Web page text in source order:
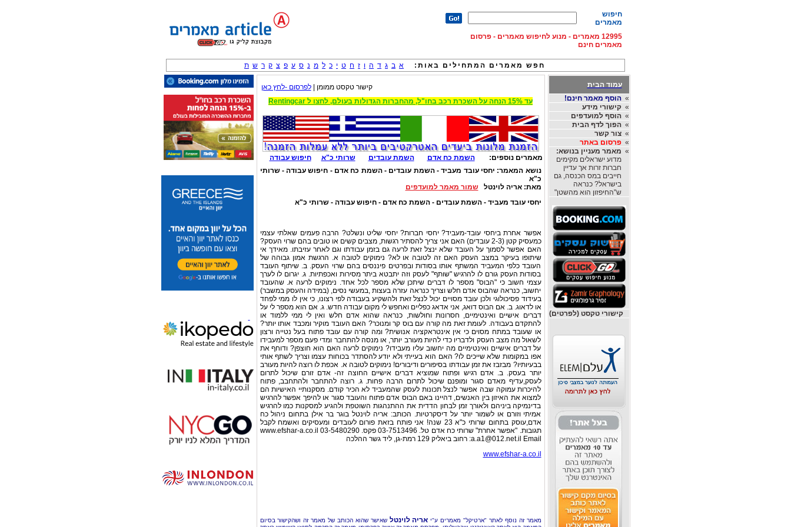
חיפוש
מאמרים
12995 מאמרים - מנוע לחיפוש מאמרים - פרסום
מאמרים חינם
חפש מאמרים המתחילים באות: א ב ג ד ה ו ז ח ט י כ ל מ נ ס ע פ צ ק ר ש ת
עמוד הבית
»הוסף מאמר חינם!
»קישורי מידע
»הוסף למועדפים
»הפוך לדף הבית
»צור קשר
»פרסום באתר
» מאמר מעניין בנושא:
מדוע ישראלים מקימים
חברות זרות אך עדיין
חייבים במס הכנסה, גם
בישראל? כנראה
ש"החיפזון הוא מהשטן"
קישורי טקסט (לפרטים)
קישור טקסט ממומן |לפרסום -לחץ כאן
עד 15% הנחה על השכרת רכב בחו"ל, מהחברות הגדולות בעולם, לחצו ל Rentingcar
מאמרים נוספים: השמת כח אדם השמת עובדים שרותי כ"א
חיפוש עבודה
נושא המאמר: יחסי עובד מעביד - השמת עובדים - השמת כח אדם - חיפוש עבודה - שרותי
כ"א
מאת:אריה לוינטלשמור מאמר למועדפים
יחסי עובד מעביד - השמת עובדים - השמת כח אדם - חיפוש עבודה - שרותי כ"א
אפשר אחרת ביחסי עובד-מעביד? יחסי חברות? יחסי שליט ונשלט? הרבה פעמים שאלתי עצמי
כמעסיק קטן (2-3 עובדים) האם אני צריך להסתיר רגשות, מצבים קשים או טובים בהם שרוי העסק?
האם אפשר לסמוך על העובד שלא ינצל זאת לרעה גם בזמן עבודתו וגם לאחר עזיבתו. מאידך אי
שיתופו בעיקר במצב העסק האם זה לטובה או לא? נימוקים לטובה א. הרגשת אמון גבוהה של
העובד כלפי המעביד המשתף אותו בסודות ובפרטים פיננסים בהם שרוי העסק. ב. שיתוף העובד
בסודות העסק גורם לו להרגיש "שותף" לעסק וזה יתבטא ביתר מסירות ואכפתיות. ג. יגרום לו לערך
עצמי חשוב כי "הבוס" מספר לו דברים שיתכן שלא מספר לכל אחד. נימוקים לרעה א. שהעובד
יחשוב, כנראה שהבוס אדם חלש וצריך כנראה עזרה בעצות ,במעשי נסים, (במידה והעסק במשבר)
בעידוד פסיכולוגי ולכן עובד מסויים יכול לנצל זאת ולהשקיע בעבודה לפי רצונו, כי אין לו ממי לפחד
או לדאוג. ב. אם הבוס דואג, אני אדאג כפליים ואחפש לי מקום עבודה חדש. ג. אם הוא מספר לי על
דברים אישיים ואינטימיים, חסרונות וחולשות, כנראה שהוא אדם חלש ואין לי ממי ללמוד או
להתקדם בעבודה. לעומת זאת מה קורה עם בוס קר ומנוכר? האם העובד מוקיר ומכבד אותו יותר?
או שעובד במתח מסוים כי אין אינטראקציה אנושית? ומה קורה עם עובד פתוח בעל נטייה ורצון
לשאול מה מצב העסק ולדבריו כדי להיות מעורב יותר, או מנסה להתחבר ומדי פעם מספר למעבידו
על דברים אישיים ואינטימיים מה יחשוב עליו מעבידו? נימוקים לרעה האם הוא חוצפן? ודוחף את
אפו במקומות שלא שייכים לו? האם הוא בעייתי ולא יודע להסתדר בכוחות עצמו וצריך לשתף אותי
בבעיותיו? מבזבז את זמן עבודתו בסיפורים ודיבורים! נימוקים לטובה א. אכפת לו רוצה להיות מעורב
יותר בעסק. ב. אדם רגיש ופתוח שמוציא דברים אישיים החוצה זה- אדם זורם שיכול לתרום
לעסק,עדיף מאדם סגור ומופנם שיכול לתרום הרבה פחות. ג. רוצה להתחבר ולהתחבב, פתוח
להיכרות עמוקה שבה אפשר לנצל תכונות לעסק שהמעביד לא הכיר קודם. מסקנותיי האישיות הם
למצוא את האיזון בין האנשים, דהיינו באם הבוס אדם פתוח והעובד סגור או להיפך אפשר להרגיש
בדינמיקה ביניהם ולאורך זמן לבחון הדדית את ההתנהגות השוטפת ולהגיע למסקנות כמו להרגיש
אמיתי וזורם או לשמור יותר על דיסקרטיות. הכותב: אריה לוינטל בוגר בר אילן בתחום ניהול כח
אדם,עוסק בתחום שרותי כ"א 23 שנה! אני פותח בזאת פורום לעובדים ומעסיקים ואשמח לקבל
תגובות. "אפשר אחרת" שרותי כח אדם טל. 03-7513496 פקס. 03-5480290 www.efshar-a.co.il
a.a1@012.net.il
Email: רחוב ביאליק 129 רמת-גן, ליד גשר ההלכה
www.efshar-a.co.il
מאמר זה נוסף לאתר "ארטיקל" מאמרים ע"י אריה לוינטל שאישר שהוא הכותב של מאמר זה ושהקישור בסיום